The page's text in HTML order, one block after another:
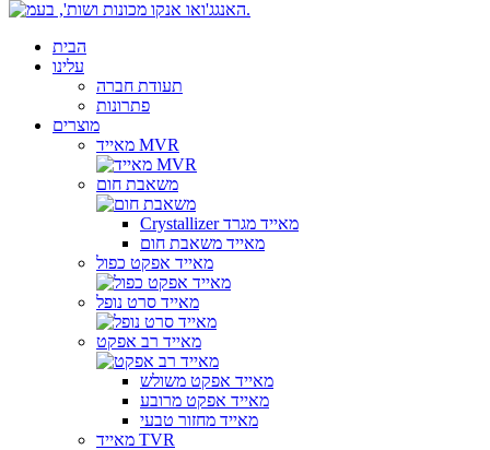
הבית
עלינו
תעודת חברה
פתרונות
מוצרים
מאייד MVR
משאבת חום
Crystallizer מאייד מגרד
מאייד משאבת חום
מאייד אפקט כפול
מאייד סרט נופל
מאייד רב אפקט
מאייד אפקט משולש
מאייד אפקט מרובע
מאייד מחזור טבעי
מאייד TVR